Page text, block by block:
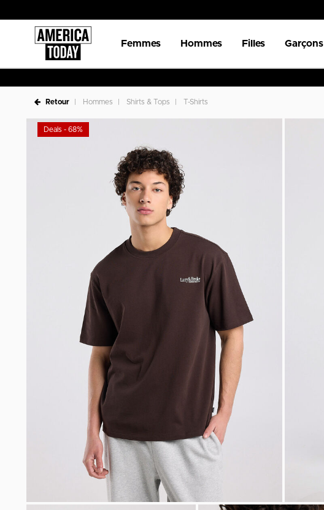
Femmes Hommes Filles Garçons
Retour Hommes Shirts & Tops T-Shirts
Deals - 68%